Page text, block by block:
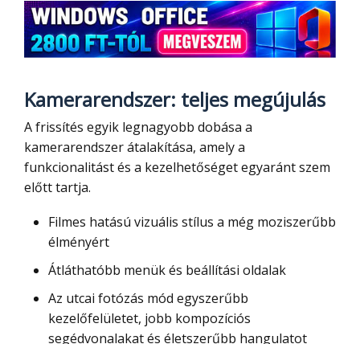
Kamerarendszer: teljes megújulás
A frissítés egyik legnagyobb dobása a
kamerarendszer átalakítása, amely a
funkcionalitást és a kezelhetőséget egyaránt szem
előtt tartja.
Filmes hatású vizuális stílus a még moziszerűbb
élményért
Átláthatóbb menük és beállítási oldalak
Az utcai fotózás mód egyszerűbb
kezelőfelületet, jobb kompozíciós
segédvonalakat és életszerűbb hangulatot